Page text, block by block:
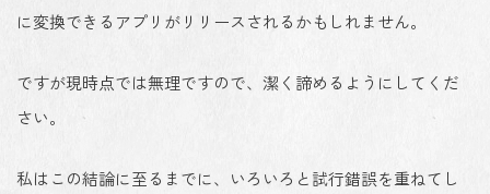
に変換できるアプリがリリースされるかもしれません。
ですが現時点では無理ですので、潔く諦めるようにしてくだ
さい。
私はこの結論に至るまでに、いろいろと試行錯誤を重ねてし